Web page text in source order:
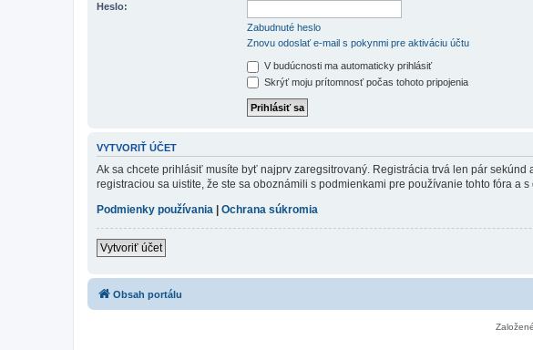
Heslo:
Zabudnuté heslo
Znovu odoslať e-mail s pokynmi pre aktiváciu účtu
V budúcnosti ma automaticky prihlásiť
Skrýť moju prítomnosť počas tohoto pripojenia
VYTVORIŤ ÚČET
Ak sa chcete prihlásiť musíte byť najprv zaregsitrovaný. Registrácia trvá len pár
registraciou sa uistite, že ste sa oboznámili s podmienkami pre používanie tohto fóra a
Podmienky používania | Ochrana súkromia
Vytvoriť účet
Obsah portálu